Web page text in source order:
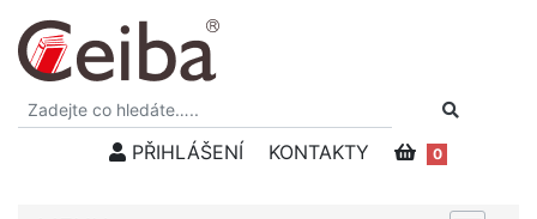
PŘIHLÁŠENÍ KONTAKTY 0